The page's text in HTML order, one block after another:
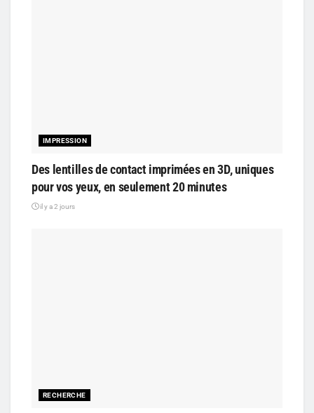
IMPRESSION
Des lentilles de contact imprimées en 3D, uniques
pour vos yeux, en seulement 20 minutes
il y a 2 jours
RECHERCHE